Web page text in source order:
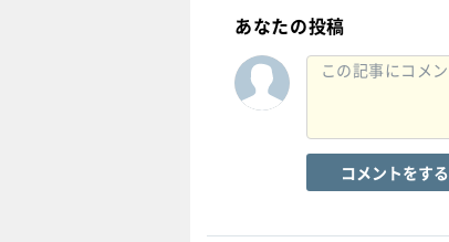
あなたの投稿
コメントをする